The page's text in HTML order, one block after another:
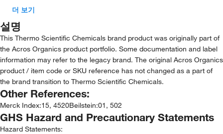
더 보기
설명
This Thermo Scientific Chemicals brand product was originally part of
the Acros Organics product portfolio. Some documentation and label
information may refer to the legacy brand. The original Acros Organics
product / item code or SKU reference has not changed as a part of
the brand transition to Thermo Scientific Chemicals.
Other References:
Merck Index:15, 4520Beilstein:01, 502
GHS Hazard and Precautionary Statements
Hazard Statements: